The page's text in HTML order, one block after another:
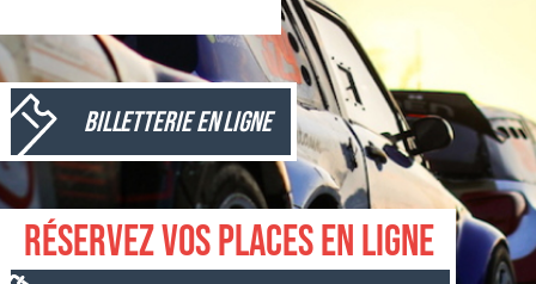
Billetterie en ligne
Réservez vos places en ligne